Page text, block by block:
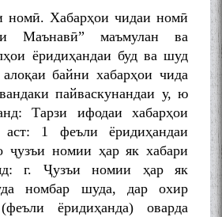
номӣ. Хабарҳои чидаи номӣ
Маънавӣ” маъмулан ва
ёридиҳандаи буд ва шуд
байни хабарҳои чида
пайваскунандаи у, ю
Тарзи ифодаи хабарҳои
1 феъли ёридиҳандаи
ҷузъи номии ҳар як хабари
г. Ҷузъи номии ҳар як
номбар шуда, дар охир
ёридиҳанда) оварда